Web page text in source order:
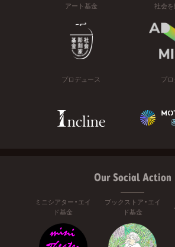
アート基金 社会
プロデュース プ
Our Social Action
ミニシアター・エイ
ド基金
ブックストア・エイ
ド基金